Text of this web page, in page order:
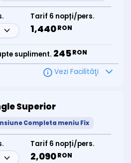
Tarif 6 nopți/pers.
1,440RON
supliment. 245RON
Vezi Facilităţi
Superior
Completa meniu Fix
Tarif 6 nopți/pers.
2,090RON